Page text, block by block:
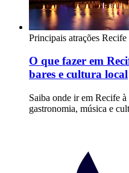
Principais atrações Recife
O que fazer em
bares e cultura local
Saiba onde ir em Recife
gastronomia, música e